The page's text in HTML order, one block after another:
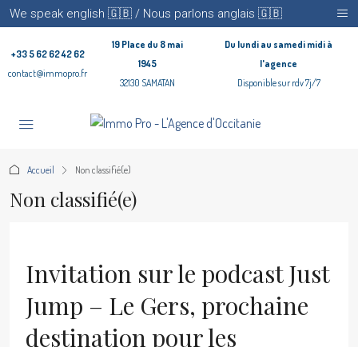
We speak english 🇬🇧 / Nous parlons anglais 🇬🇧
+33 5 62 62 42 62
contact@immopro.fr
19 Place du 8 mai
1945
32130 SAMATAN
Du lundi au samedi midi à
l'agence
Disponible sur rdv 7j/7
Accueil Non classifié(e)
Non classifié(e)
Invitation sur le podcast Just
Jump – Le Gers, prochaine
destination pour les